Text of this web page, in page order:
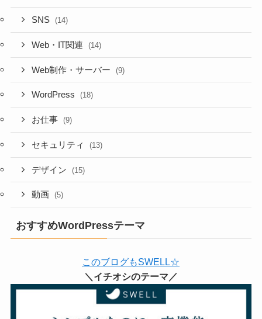
SNS (14)
Web・IT関連 (14)
Web制作・サーバー (9)
WordPress (18)
お仕事 (9)
セキュリティ (13)
デザイン (15)
動画 (5)
おすすめWordPressテーマ
このブログもSWELL☆
＼イチオシのテーマ／